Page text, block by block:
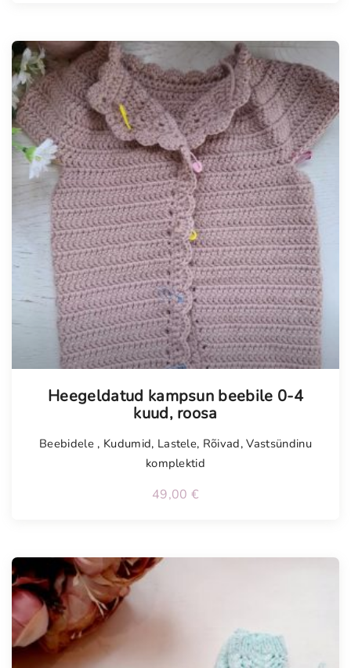
Heegeldatud kampsun beebile 0-4
kuud, roosa
Beebidele , Kudumid, Lastele, Rõivad,Vastsündinu
komplektid
49,00 €